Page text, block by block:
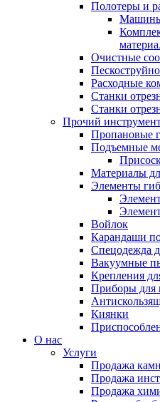
Полотеры и
Машины
Очистные
Расходные
Станки
Станки
Прочий
Пропановые
Подъeмные
Материалы
Элементы
Войлок
Карандаши
Спецодежда
Вакуумные
Крепления
Приборы для
Киянки
О нас
Услуги
Продажа
Продажа
Продажа